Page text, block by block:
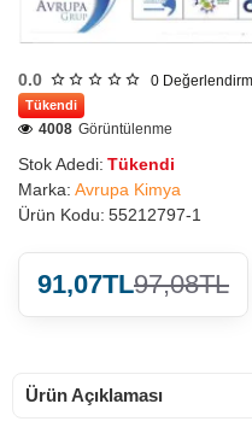
0.0 0
Tükendi
Stok Adedi: Tükendi
Marka: Avrupa Kimya
Ürün Kodu: 55212797-1
4008 Görüntülenme
91,07TL97,08TL
Ürün Açıklaması